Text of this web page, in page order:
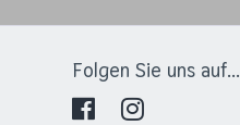
Folgen Sie uns auf...